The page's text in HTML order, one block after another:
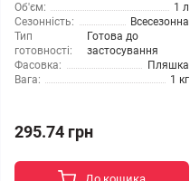
Об'єм:
1 л
Сезонність:
Всесезонна
Тип
готовності:
Готова до
застосування
Фасовка:
Пляшка
Вага:
1 кг
295.74 грн